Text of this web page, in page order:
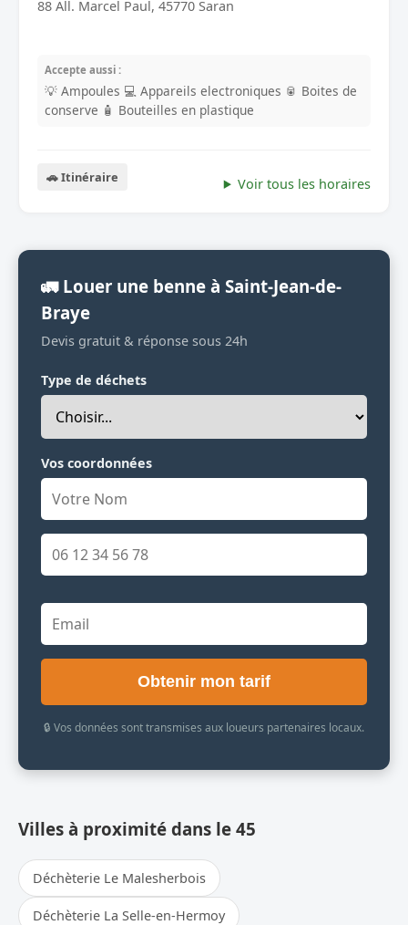
88 All. Marcel Paul, 45770 Saran
Accepte aussi :
💡 Ampoules 💻 Appareils electroniques 🥫 Boites de
conserve 🧴 Bouteilles en plastique
🚗 Itinéraire Voir tous les horaires
🚛 Louer une benne à Saint-Jean-de-
Braye
Devis gratuit & réponse sous 24h
Type de déchets
Vos coordonnées
Obtenir mon tarif
🔒 Vos données sont transmises aux loueurs partenaires locaux.
Villes à proximité dans le 45
Déchèterie Le Malesherbois
Déchèterie La Selle-en-Hermoy